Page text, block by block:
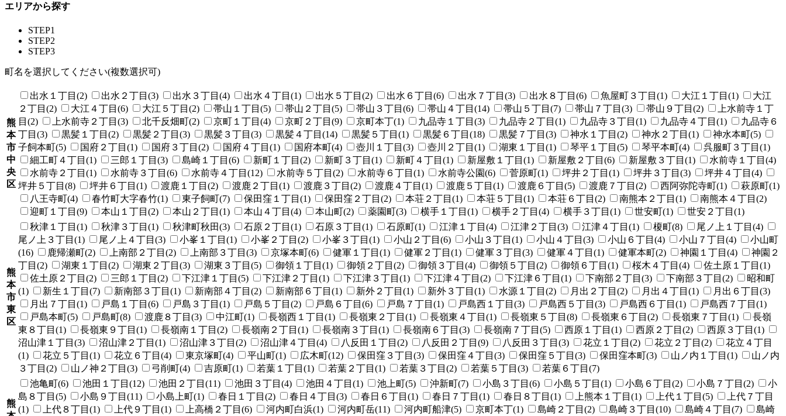
エリアから探す
STEP1
STEP2
STEP3
町名を選択してください(複数選択可)
熊
本
市
中
央
区
出水１丁目(2) 出水２丁目(3) 出水３丁目(4) 出水４丁目(1) 出水５丁目(2) 出水６丁目(6) 出水７丁目(3) 出水８丁目(6) 魚屋町３丁目(1) 大江１丁目(1)
大江
２丁目(2)
大江４丁目(6) 大江５丁目(2) 帯山１丁目(5) 帯山２丁目(5) 帯山３丁目(6) 帯山４丁目(14) 帯山５丁目(7) 帯山７丁目(3) 帯山９丁目(2)
上水前寺１丁
目(2)
上水前寺２丁目(3) 北千反畑町(2) 京町１丁目(4) 京町２丁目(9) 京町本丁(1) 九品寺１丁目(3) 九品寺２丁目(1) 九品寺３丁目(1) 九品寺４丁目(1)
九品寺６
丁目(3)
黒髪１丁目(2) 黒髪２丁目(3) 黒髪３丁目(3) 黒髪４丁目(14) 黒髪５丁目(1) 黒髪６丁目(18) 黒髪７丁目(3) 神水１丁目(2) 神水２丁目(1)
神水本町(5)
子飼本町(5)
国府２丁目(1) 国府３丁目(2) 国府４丁目(1) 国府本町(4) 壺川１丁目(3) 壺川２丁目(1) 湖東１丁目(1) 琴平１丁目(5) 琴平本町(4)
呉服町３丁目(1)
細工町４丁目(1)
三郎１丁目(3) 島崎１丁目(6) 新町１丁目(2) 新町３丁目(1) 新町４丁目(1) 新屋敷１丁目(1) 新屋敷２丁目(6) 新屋敷３丁目(1)
水前寺１丁目(4)
水前寺２丁目(1)
水前寺３丁目(6) 水前寺４丁目(12) 水前寺５丁目(2) 水前寺６丁目(1) 水前寺公園(6) 菅原町(1) 坪井２丁目(1) 坪井３丁目(3)
坪井４丁目(4)
坪井５丁目(8)
坪井６丁目(1) 渡鹿１丁目(2) 渡鹿２丁目(1) 渡鹿３丁目(2) 渡鹿４丁目(1) 渡鹿５丁目(1) 渡鹿６丁目(5) 渡鹿７丁目(2) 西阿弥陀寺町(1)
萩原町(1)
八王寺町(4)
春竹町大字春竹(1) 東子飼町(7) 保田窪１丁目(1) 保田窪２丁目(2) 本荘２丁目(1) 本荘５丁目(1) 本荘６丁目(2) 南熊本２丁目(1)
南熊本４丁目(2)
迎町１丁目(9)
本山１丁目(2) 本山２丁目(1) 本山４丁目(4) 本山町(2) 薬園町(3) 横手１丁目(1) 横手２丁目(4) 横手３丁目(1) 世安町(1) 世安２丁目(1)
熊
本
市
東
区
秋津１丁目(1) 秋津３丁目(1) 秋津町秋田(3) 石原２丁目(1) 石原３丁目(1) 石原町(1) 江津１丁目(4) 江津２丁目(3) 江津４丁目(1) 榎町(8)
尾ノ上１丁目(4)
尾ノ上３丁目(1)
尾ノ上４丁目(3) 小峯１丁目(1) 小峯２丁目(2) 小峯３丁目(1) 小山２丁目(6) 小山３丁目(1) 小山４丁目(3) 小山６丁目(4) 小山７丁目(4)
小山町
(16)
鹿帰瀬町(2) 上南部２丁目(2) 上南部３丁目(3) 京塚本町(6) 健軍１丁目(1) 健軍２丁目(1) 健軍３丁目(3) 健軍４丁目(1) 健軍本町(2) 神園１丁目(4)
神園２
丁目(2)
湖東１丁目(2) 湖東２丁目(3) 湖東３丁目(5) 御領１丁目(1) 御領２丁目(2) 御領３丁目(4) 御領５丁目(2) 御領６丁目(1) 桜木４丁目(4)
佐土原１丁目(1)
佐土原２丁目(2)
三郎１丁目(2) 下江津１丁目(5) 下江津２丁目(1) 下江津３丁目(1) 下江津４丁目(2) 下江津６丁目(1) 下南部２丁目(3) 下南部３丁目(2)
昭和町
(1)
新生１丁目(7) 新南部３丁目(1) 新南部４丁目(2) 新南部６丁目(1) 新外２丁目(1) 新外３丁目(1) 水源１丁目(2) 月出２丁目(2) 月出４丁目(1)
月出６丁目(3)
月出７丁目(1)
戸島１丁目(6) 戸島３丁目(1) 戸島５丁目(2) 戸島６丁目(6) 戸島７丁目(1) 戸島西１丁目(3) 戸島西５丁目(3) 戸島西６丁目(1)
戸島西７丁目(1)
戸島本町(5)
戸島町(8) 渡鹿８丁目(3) 中江町(1) 長嶺西１丁目(1) 長嶺東２丁目(1) 長嶺東４丁目(1) 長嶺東５丁目(8) 長嶺東６丁目(2) 長嶺東７丁目(1)
長嶺
東８丁目(1)
長嶺東９丁目(1) 長嶺南１丁目(2) 長嶺南２丁目(1) 長嶺南３丁目(1) 長嶺南６丁目(3) 長嶺南７丁目(5) 西原１丁目(1) 西原２丁目(2)
西原３丁目(1)
沼山津１丁目(3)
沼山津２丁目(1) 沼山津３丁目(2) 沼山津４丁目(4) 八反田１丁目(2) 八反田２丁目(9) 八反田３丁目(3) 花立１丁目(2) 花立２丁目(2)
花立４丁目
(1)
花立５丁目(1) 花立６丁目(4) 東京塚町(4) 平山町(1) 広木町(12) 保田窪３丁目(3) 保田窪４丁目(3) 保田窪５丁目(3) 保田窪本町(3) 山ノ内１丁目(1)
山ノ内
３丁目(2)
山ノ神２丁目(3) 弓削町(4) 吉原町(1) 若葉１丁目(1) 若葉２丁目(1) 若葉３丁目(2) 若葉５丁目(3) 若葉６丁目(7)
熊
池亀町(6) 池田１丁目(12) 池田２丁目(11) 池田３丁目(4) 池田４丁目(1) 池上町(5) 沖新町(7) 小島３丁目(6) 小島５丁目(1) 小島６丁目(2) 小島７丁目(2)
小
島８丁目(5)
小島９丁目(11) 小島上町(1) 春日１丁目(2) 春日４丁目(3) 春日６丁目(1) 春日７丁目(1) 春日８丁目(1) 上熊本１丁目(1) 上代１丁目(5)
上代７丁目
(1)
上代８丁目(1) 上代９丁目(1) 上高橋２丁目(6) 河内町白浜(1) 河内町岳(11) 河内町船津(5) 京町本丁(1) 島崎２丁目(2) 島崎３丁目(10) 島崎４丁目(7) 島崎